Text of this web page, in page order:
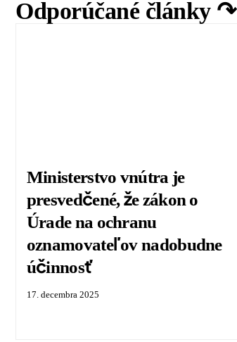
Odporúčané články ↷
Ministerstvo vnútra je
presvedčené, že zákon o
Úrade na ochranu
oznamovateľov nadobudne
účinnosť
17. decembra 2025